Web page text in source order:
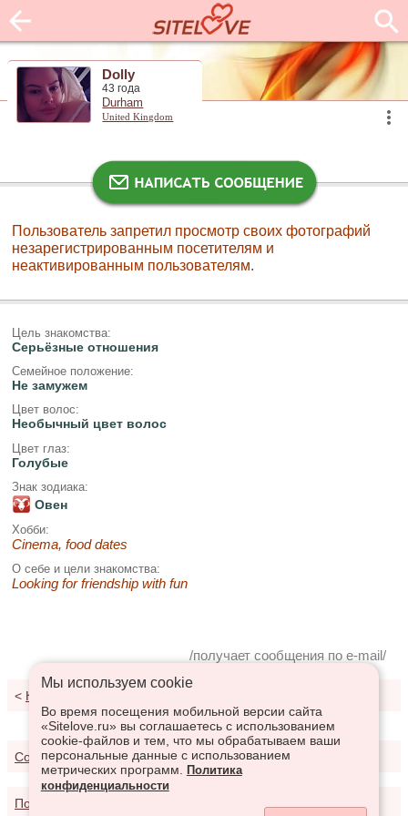
Dolly
43 года
Durham
United Kingdom
Пользователь запретил просмотр своих фотографий
незарегистрированным посетителям и
неактивированным пользователям.
Цель знакомства:
Серьёзные отношения
Семейное положение:
Не замужем
Цвет волос:
Необычный цвет волос
Цвет глаз:
Голубые
Знак зодиака:
Овен
Хобби:
Cinema, food dates
О себе и цели знакомства:
Looking for friendship with fun
/получает сообщения по e-mail/
< К результатам поиска
Соглашение о предоставлении услуг
Политика конфиденциальности
Мы используем сookie
Во время посещения мобильной версии сайта
«Sitelove.ru» вы соглашаетесь с использованием
cookie-файлов и тем, что мы обрабатываем ваши
персональные данные с использованием
метрических программ.
Политика
конфиденциальности